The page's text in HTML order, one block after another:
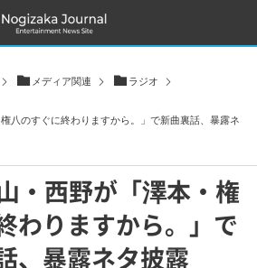
メディア関連 ラジオ
八のすぐに終わりますから。」で新曲裏話、暴露ネ
・西野が「澤本・権
わりますから。」で
、暴露ネタ披露